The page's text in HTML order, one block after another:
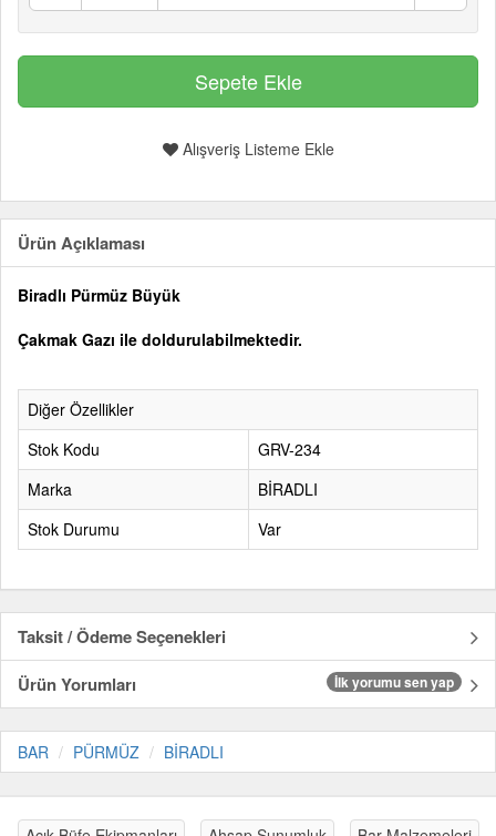
Alışveriş Listeme Ekle
Ürün Açıklaması
Biradlı Pürmüz Büyük
Çakmak Gazı ile doldurulabilmektedir.
Diğer Özellikler
Stok Kodu
GRV-234
Marka
BİRADLI
Stok Durumu
Var
Taksit / Ödeme Seçenekleri
Ürün Yorumları
İlk yorumu sen yap
BAR PÜRMÜZ BİRADLI